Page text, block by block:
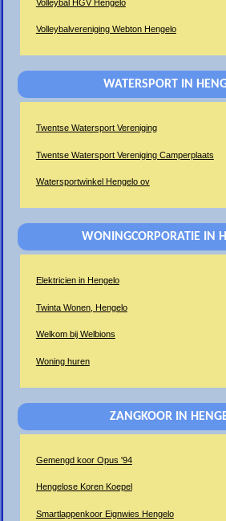
Volleybal HGV Hengelo
Volleybalvereniging Webton Hengelo
WATERSPORT IN
Twentse Watersport Vereniging
Twentse Watersport Vereniging Camperplaats
Watersportwinkel Hengelo ov
WONINGCORPORATIE IN
Elektricien in Hengelo
Twinta Wonen, Hengelo
Welkom bij Welbions
Woning huren
ZANGKOOR IN
Gemengd koor Opus '94
Hengelose Koren Koepel
Smartlappenkoor Eignwies Hengelo